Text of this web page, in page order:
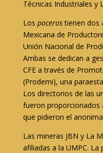
Técnicas Industriales y
Los pocerostienen dos
Mexicana de
Unión Nacional de
Ambas se dedican a
CFE a través de
(Prodemi), una
Los directorios de las
fueron proporcionados
que pidieron el
Las mineras JBN y La
afiliadas a la UMPC.